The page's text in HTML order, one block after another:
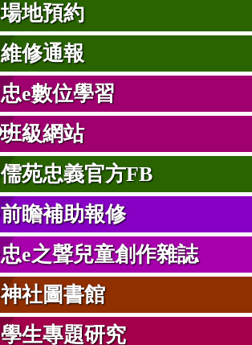
場地預約
維修通報
忠e數位學習
班級網站
儒苑忠義官方FB
前瞻補助報修
忠e之聲兒童創作雜誌
神社圖書館
學生專題研究